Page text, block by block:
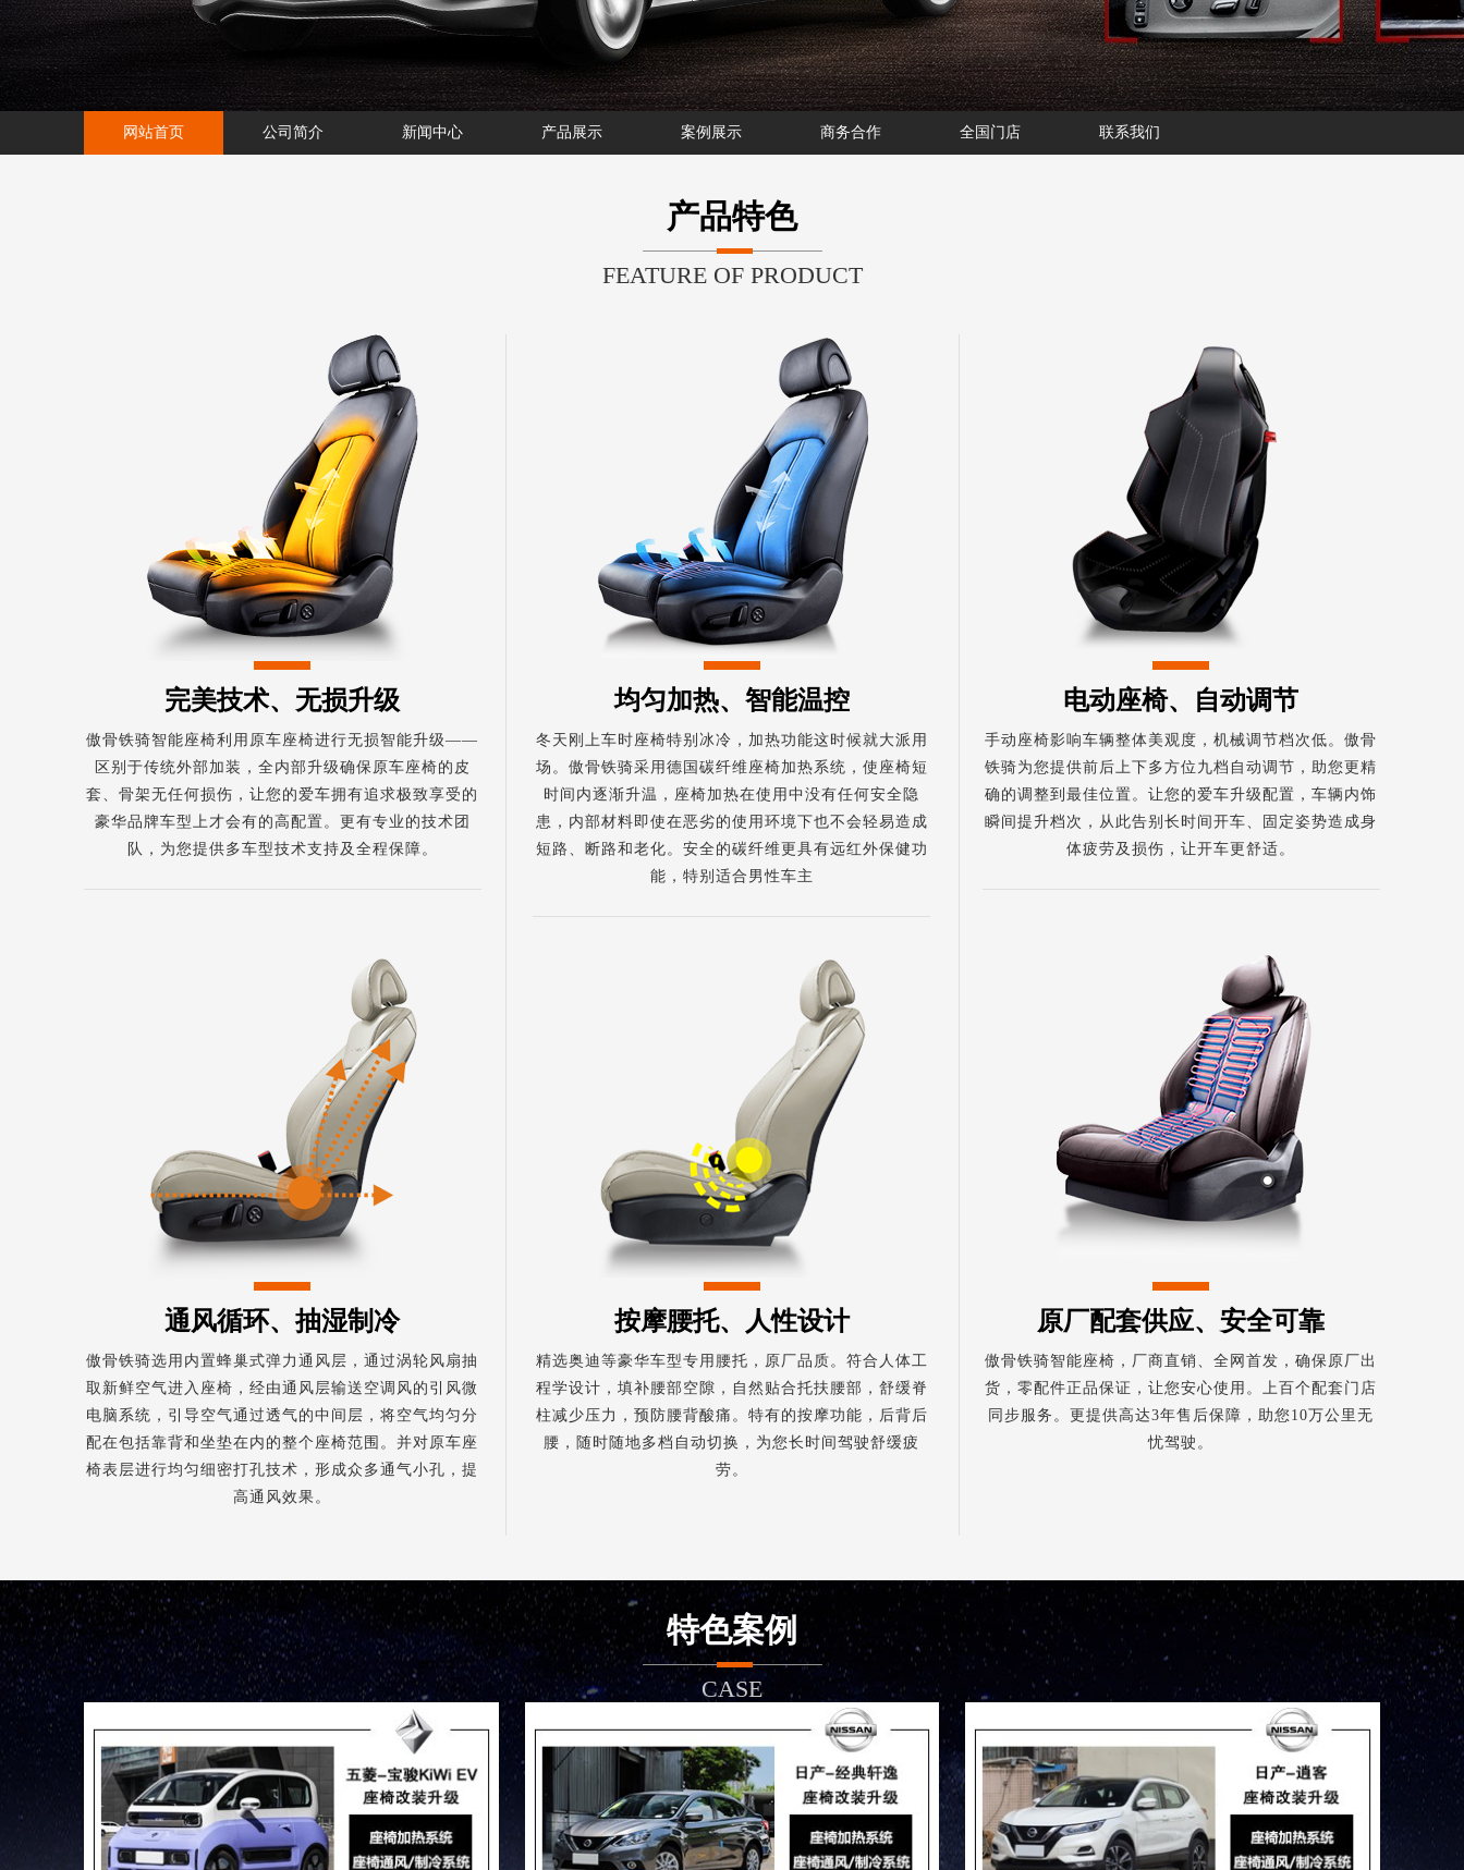
网站首页 公司简介 新闻中心 产品展示 案例展示 商务合作 全国门店 联系我们
产品特色
FEATURE OF PRODUCT
完美技术、无损升级
傲骨铁骑智能座椅利用原车座椅进行无损智能升级——
区别于传统外部加装，全内部升级确保原车座椅的皮
套、骨架无任何损伤，让您的爱车拥有追求极致享受的
豪华品牌车型上才会有的高配置。更有专业的技术团
队，为您提供多车型技术支持及全程保障。
均匀加热、智能温控
冬天刚上车时座椅特别冰冷，加热功能这时候就大派用
场。傲骨铁骑采用德国碳纤维座椅加热系统，使座椅短
时间内逐渐升温，座椅加热在使用中没有任何安全隐
患，内部材料即使在恶劣的使用环境下也不会轻易造成
短路、断路和老化。安全的碳纤维更具有远红外保健功
能，特别适合男性车主
电动座椅、自动调节
手动座椅影响车辆整体美观度，机械调节档次低。傲骨
铁骑为您提供前后上下多方位九档自动调节，助您更精
确的调整到最佳位置。让您的爱车升级配置，车辆内饰
瞬间提升档次，从此告别长时间开车、固定姿势造成身
体疲劳及损伤，让开车更舒适。
通风循环、抽湿制冷
傲骨铁骑选用内置蜂巢式弹力通风层，通过涡轮风扇抽
取新鲜空气进入座椅，经由通风层输送空调风的引风微
电脑系统，引导空气通过透气的中间层，将空气均匀分
配在包括靠背和坐垫在内的整个座椅范围。并对原车座
椅表层进行均匀细密打孔技术，形成众多通气小孔，提
高通风效果。
按摩腰托、人性设计
精选奥迪等豪华车型专用腰托，原厂品质。符合人体工
程学设计，填补腰部空隙，自然贴合托扶腰部，舒缓脊
柱减少压力，预防腰背酸痛。特有的按摩功能，后背后
腰，随时随地多档自动切换，为您长时间驾驶舒缓疲
劳。
原厂配套供应、安全可靠
傲骨铁骑智能座椅，厂商直销、全网首发，确保原厂出
货，零配件正品保证，让您安心使用。上百个配套门店
同步服务。更提供高达3年售后保障，助您10万公里无
忧驾驶。
特色案例
CASE